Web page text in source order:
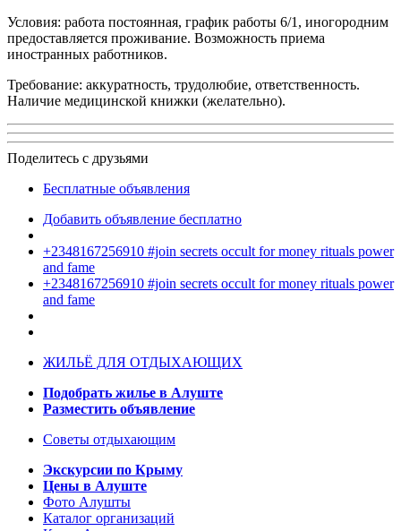
Условия: работа постоянная, график работы 6/1, иногородним
предоставляется проживание. Возможность приема
иностранных работников.
Требование: аккуратность, трудолюбие, ответственность.
Наличие медицинской книжки (желательно).
Поделитесь с друзьями
Бесплатные объявления
Добавить объявление бесплатно
+2348167256910 #join secrets occult for money rituals power
and fame
+2348167256910 #join secrets occult for money rituals power
and fame
ЖИЛЬЁ ДЛЯ ОТДЫХАЮЩИХ
Подобрать жилье в Алуште
Разместить объявление
Советы отдыхающим
Экскурсии по Крыму
Цены в Алуште
Фото Алушты
Каталог организаций